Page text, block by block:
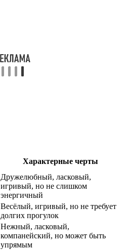
Характерные черты
Дружелюбный, ласковый,
игривый, но не слишком
энергичный
Весёлый, игривый, но не требует
долгих прогулок
Нежный, ласковый,
компанейский, но может быть
упрямым